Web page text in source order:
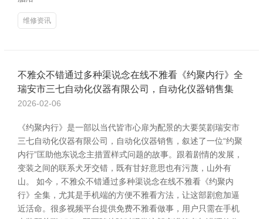
维修资讯
不雅众不错通过多种渠说念在线不雅看《约聚内行》全
瑞安市三七自动化仪器有限公司，自动化仪器销售集
2026-02-06
《约聚内行》是一部以当代皆市心扉为配景的大要笑剧瑞安市
三七自动化仪器有限公司，自动化仪器销售，叙述了一位“约聚
内行”匡助他东说念主措置样式问题的故事。跟着剧情的发展，
变装之间的联系犬牙交错，既有甘好意思也有污蔑，山外有
山。 如今，不雅众不错通过多种渠说念在线不雅看《约聚内
行》全集，尤其是手机端的方便不雅看方法，让这部剧愈加逼
近活命。很多视频平台提供免费不雅看做事，用户只需在手机